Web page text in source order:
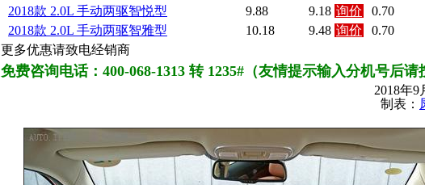
2018款 2.0L 手动两驱智悦型 9.88 9.18 询价 0.70
2018款 2.0L 手动两驱智雅型
10.18 9.48 询价 0.70
更多优惠请致电经销商
免费咨询电话：400-068-1313 转 1235#（友情提示输入分机号后请
2018年9
制表：